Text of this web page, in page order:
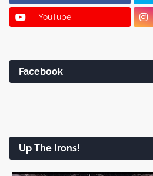
YouTube
Facebook
Up The Irons!